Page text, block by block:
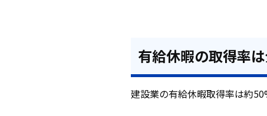
有給休暇の取得率
建設業の有給休暇取得率は約